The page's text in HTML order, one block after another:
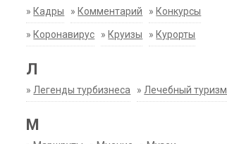
» Кадры » Комментарий » Конкурсы
» Коронавирус » Круизы » Курорты
Л
» Легенды турбизнеса » Лечебный туризм
М